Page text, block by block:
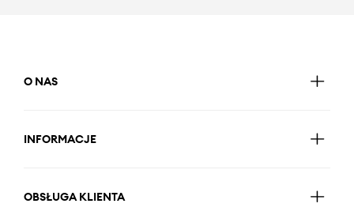
O NAS
INFORMACJE
OBSŁUGA KLIENTA